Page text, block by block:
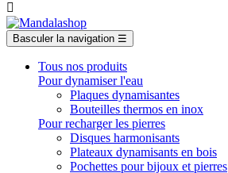

Basculer la navigation ☰
Tous nos produits
Pour dynamiser l'eau
Plaques dynamisantes
Bouteilles thermos en inox
Pour recharger les pierres
Disques harmonisants
Plateaux dynamisants en bois
Pochettes pour bijoux et pierres